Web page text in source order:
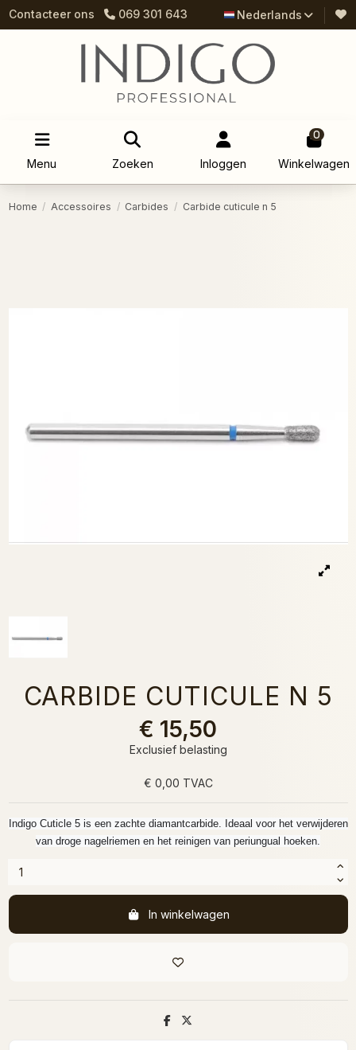
Contacteer ons 069 301 643 Nederlands
Menu Zoeken Inloggen
0
Winkelwagen
Home Accessoires Carbides Carbide cuticule n 5
CARBIDE CUTICULE N 5
€ 15,50
Exclusief belasting
€ 0,00 TVAC
Indigo Cuticle 5 is een zachte diamantcarbide. Ideaal voor het verwijderen
van droge nagelriemen en het reinigen van periungual hoeken.
In winkelwagen